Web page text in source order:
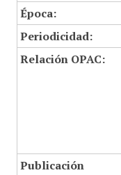
Época:
Periodicidad:
Relación OPAC:
Publicación